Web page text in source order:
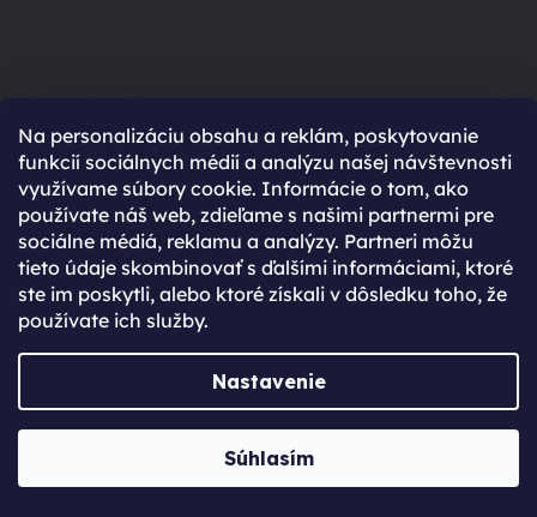
Na personalizáciu obsahu a reklám, poskytovanie
funkcií sociálnych médií a analýzu našej návštevnosti
využívame súbory cookie. Informácie o tom, ako
používate náš web, zdieľame s našimi partnermi pre
sociálne médiá, reklamu a analýzy. Partneri môžu
tieto údaje skombinovať s ďalšími informáciami, ktoré
ste im poskytli, alebo ktoré získali v dôsledku toho, že
používate ich služby.
Nastavenie
Súhlasím
V tvojom košíku zatiaľ nič nie je. Neviete si rady s
výberom? Potrebuješ poradiť pri výbere nového
zariadenia? Neváhaj sa na nás obrátiť.
SPÄŤ DO OBCHODU
96% spokojených zákazníků
(Based on 2750 Reviews)